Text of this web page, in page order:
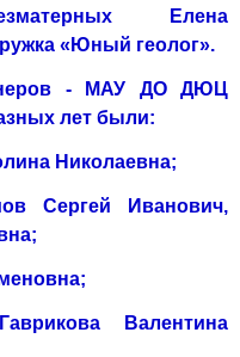
Елена
«Юный геолог».
- МАУ ДО ДЮЦ
лет были:
Николаев­на;
Сергей Иванович,
Валентина